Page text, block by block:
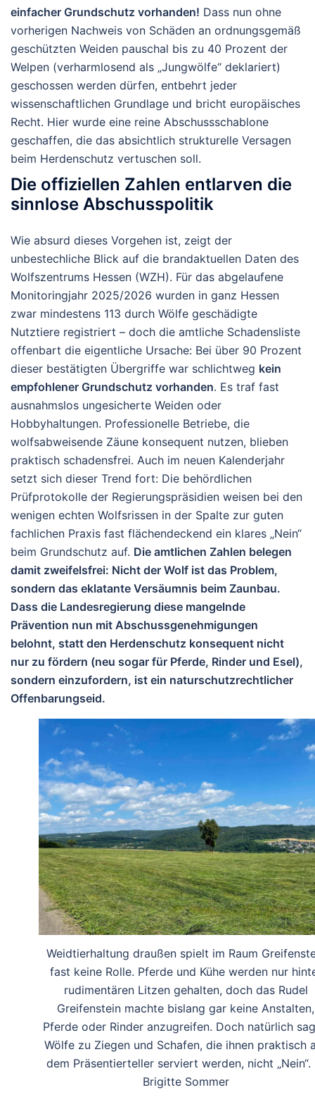
einfacher Grundschutz vorhanden! Dass nun ohne
vorherigen Nachweis von Schäden an ordnungsgemäß
geschützten Weiden pauschal bis zu 40 Prozent der
Welpen (verharmlosend als „Jungwölfe“ deklariert)
geschossen werden dürfen, entbehrt jeder
wissenschaftlichen Grundlage und bricht europäisches
Recht. Hier wurde eine reine Abschussschablone
geschaffen, die das absichtlich strukturelle Versagen
beim Herdenschutz vertuschen soll.
Die offiziellen Zahlen entlarven die
sinnlose Abschusspolitik
Wie absurd dieses Vorgehen ist, zeigt der
unbestechliche Blick auf die brandaktuellen Daten des
Wolfszentrums Hessen (WZH). Für das abgelaufene
Monitoringjahr 2025/2026 wurden in ganz Hessen
zwar mindestens 113 durch Wölfe geschädigte
Nutztiere registriert – doch die amtliche Schadensliste
offenbart die eigentliche Ursache: Bei über 90 Prozent
dieser bestätigten Übergriffe war schlichtweg kein
empfohlener Grundschutz vorhanden. Es traf fast
ausnahmslos ungesicherte Weiden oder
Hobbyhaltungen. Professionelle Betriebe, die
wolfsabweisende Zäune konsequent nutzen, blieben
praktisch schadensfrei. Auch im neuen Kalenderjahr
setzt sich dieser Trend fort: Die behördlichen
Prüfprotokolle der Regierungspräsidien weisen bei den
wenigen echten Wolfsrissen in der Spalte zur guten
fachlichen Praxis fast flächendeckend ein klares „Nein“
beim Grundschutz auf. Die amtlichen Zahlen belegen
damit zweifelsfrei: Nicht der Wolf ist das Problem,
sondern das eklatante Versäumnis beim Zaunbau.
Dass die Landesregierung diese mangelnde
Prävention nun mit Abschussgenehmigungen
belohnt, statt den Herdenschutz konsequent nicht
nur zu fördern (neu sogar für Pferde, Rinder und Esel),
sondern einzufordern, ist ein naturschutzrechtlicher
Offenbarungseid.
Weidtierhaltung draußen spielt im Raum
fast keine Rolle. Pferde und Kühe werden nur
rudimentären Litzen gehalten, doch das Rudel
Greifenstein machte bislang gar keine Anstalten,
Pferde oder Rinder anzugreifen. Doch natürlich
Wölfe zu Ziegen und Schafen, die ihnen praktisch
dem Präsentierteller serviert werden, nicht
Brigitte Sommer